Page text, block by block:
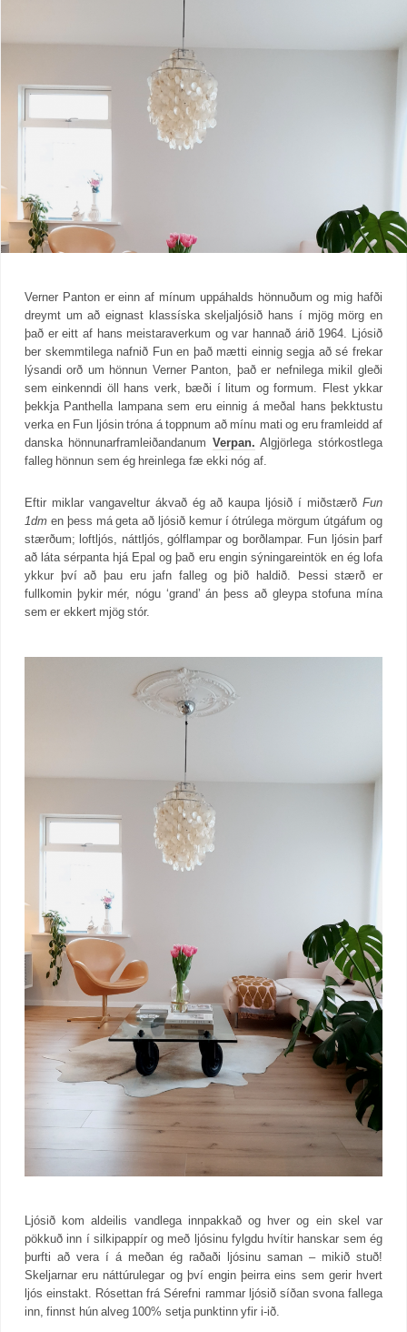
Verner Panton er einn af mínum uppáhalds hönnuðum og mig hafði
dreymt um að eignast klassíska skeljaljósið hans í mjög mörg en
það er eitt af hans meistaraverkum og var hannað árið 1964. Ljósið
ber skemmtilega nafnið Fun en það mætti einnig segja að sé frekar
lýsandi orð um hönnun Verner Panton, það er nefnilega mikil gleði
sem einkenndi öll hans verk, bæði í litum og formum. Flest ykkar
þekkja Panthella lampana sem eru einnig á meðal hans þekktustu
verka en Fun ljósin tróna á toppnum að mínu mati og eru framleidd af
danska hönnunarframleiðandanum Verpan. Algjörlega stórkostlega
falleg hönnun sem ég hreinlega fæ ekki nóg af.
Eftir miklar vangaveltur ákvað ég að kaupa ljósið í miðstærð Fun
1dm en þess má geta að ljósið kemur í ótrúlega mörgum útgáfum og
stærðum; loftljós, náttljós, gólflampar og borðlampar. Fun ljósin þarf
að láta sérpanta hjá Epal og það eru engin sýningareintök en ég lofa
ykkur því að þau eru jafn falleg og þið haldið. Þessi stærð er
fullkomin þykir mér, nógu ‘grand’ án þess að gleypa stofuna mína
sem er ekkert mjög stór.
Ljósið kom aldeilis vandlega innpakkað og hver og ein skel var
pökkuð inn í silkipappír og með ljósinu fylgdu hvítir hanskar sem ég
þurfti að vera í á meðan ég raðaði ljósinu saman – mikið stuð!
Skeljarnar eru náttúrulegar og því engin þeirra eins sem gerir hvert
ljós einstakt. Rósettan frá Sérefni rammar ljósið síðan svona fallega
inn, finnst hún alveg 100% setja punktinn yfir i-ið.